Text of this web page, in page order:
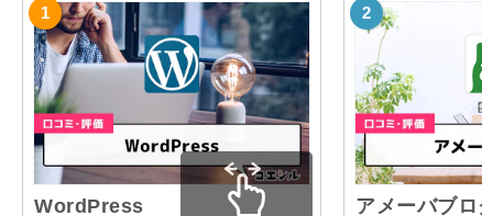
WordPress アメーバブロ